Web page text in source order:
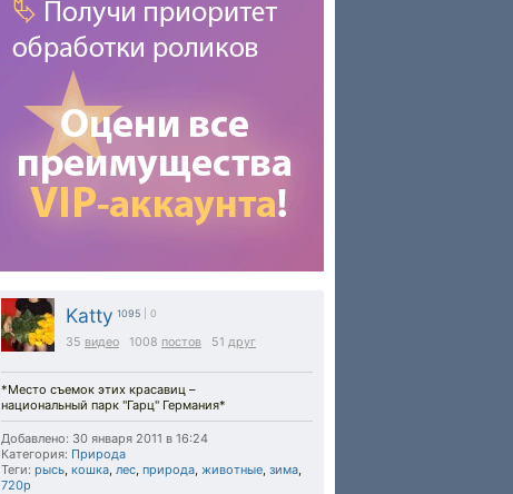
Katty 1095 | 0
35 видео 1008 постов 51 друг
*Место съемок этих красавиц –
национальный парк "Гарц" Германия*
Добавлено: 30 января 2011 в 16:24
Категория: Природа
Теги: рысь, кошка, лес, природа, животные, зима,
720p